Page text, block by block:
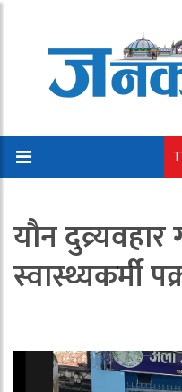
यौन
स्वास्थ्यकर्मी